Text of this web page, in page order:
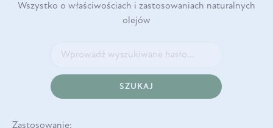
Wszystko o właściwościach i zastosowaniach naturalnych
olejów
SZUKAJ
Zastosowanie: